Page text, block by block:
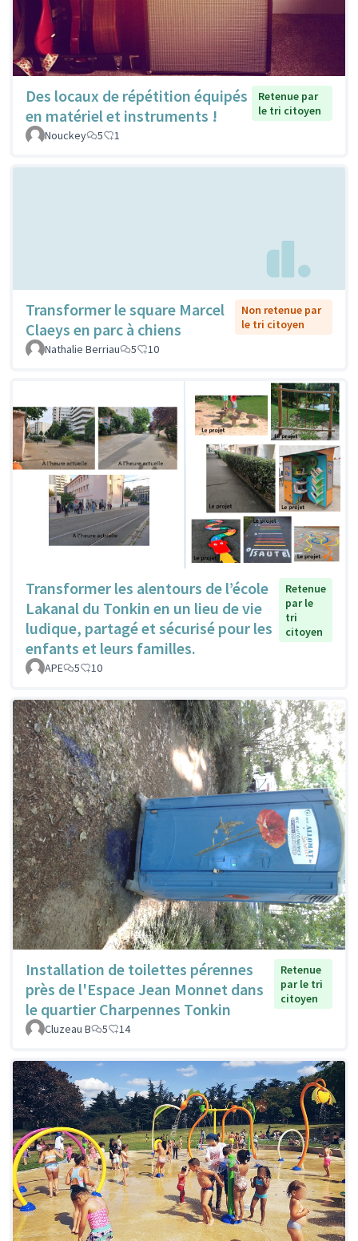
Des locaux de répétition équipés
en matériel et instruments !
Retenue par
le tri citoyen
Nouckey
5 1
Transformer le square Marcel
Claeys en parc à chiens
Non retenue par
le tri citoyen
Nathalie Berriau
5 10
Transformer les alentours de l’école
Lakanal du Tonkin en un lieu de vie
ludique, partagé et sécurisé pour les
enfants et leurs familles.
Retenue
par le
tri
citoyen
APE 5 10
Installation de toilettes pérennes
près de l'Espace Jean Monnet dans
le quartier Charpennes Tonkin
Retenue
par le tri
citoyen
Cluzeau B 5 14